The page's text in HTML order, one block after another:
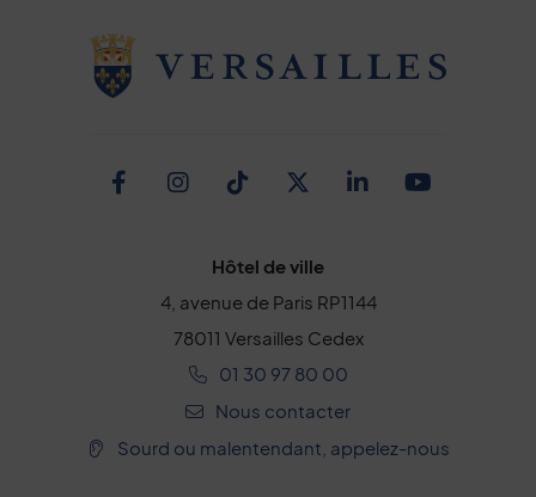
Facebook
Instagram
TikTokTwitter
Linkedin
Hôtel de ville
4, avenue de Paris RP1144
78011 Versailles Cedex
01 30 97 80 00
Nous contacter
Sourd ou malentendant, appelez-nous